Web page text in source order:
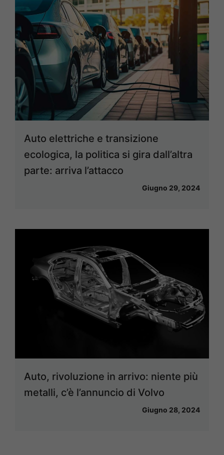
Auto elettriche e transizione
ecologica, la politica si gira dall’altra
parte: arriva l’attacco
Giugno 29, 2024
Auto, rivoluzione in arrivo: niente più
metalli, c’è l’annuncio di Volvo
Giugno 28, 2024